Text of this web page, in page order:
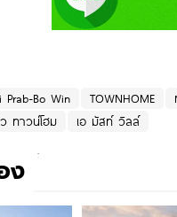
Bo Win TOWNHOME
ทาวน์โฮม เอ มัสท์ วิลล์
ง